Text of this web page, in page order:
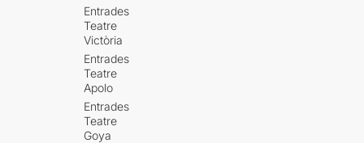
Entrades
Teatre
Victòria
Entrades
Teatre
Apolo
Entrades
Teatre
Goya